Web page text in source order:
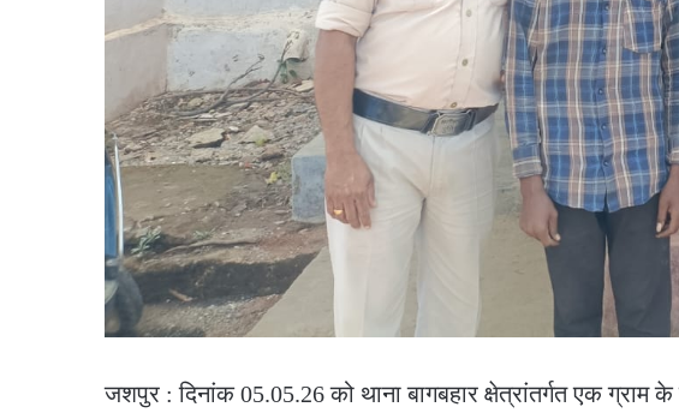
जशपुर : दिनांक 05.05.26 को थाना बागबहार क्षेत्रांतर्गत एक ग्राम के